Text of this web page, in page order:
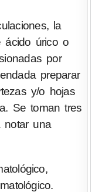
la
ácido úrico o
por
preparar
y/o hojas
Se toman tres
notar una